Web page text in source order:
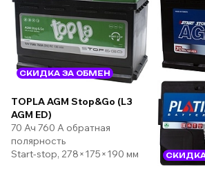
СКИДКА ЗА ОБМЕН
TOPLA AGM Stop&Go (L3
AGM ED)
70 Ач 760 А обратная
полярность
Start-stop, 278×175×190 мм